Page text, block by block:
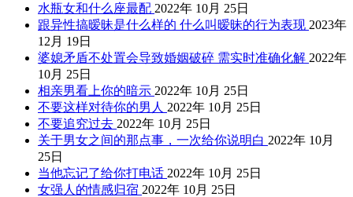
水瓶女和什么座最配 2022年 10月 25日
跟异性搞暧昧是什么样的 什么叫暧昧的行为表现 2023年
12月 19日
婆媳矛盾不处置会导致婚姻破碎 需实时准确化解 2022年
10月 25日
相亲男看上你的暗示 2022年 10月 25日
不要这样对待你的男人 2022年 10月 25日
不要追究过去 2022年 10月 25日
关于男女之间的那点事，一次给你说明白 2022年 10月
25日
当他忘记了给你打电话 2022年 10月 25日
女强人的情感归宿 2022年 10月 25日